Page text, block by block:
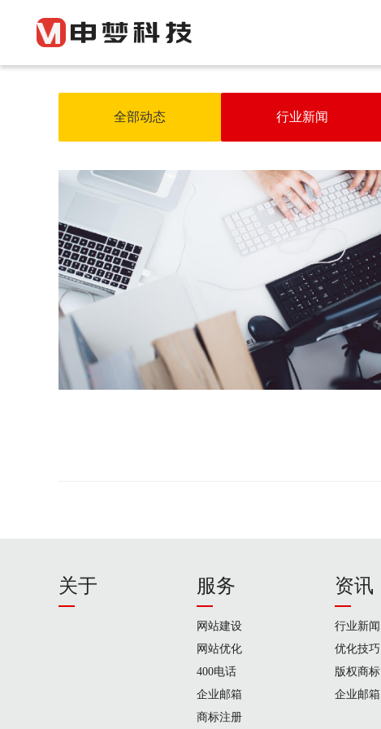
全部动态 行业新闻
关于 服务
网站建设
网站优化
400电话
企业邮箱
商标注册
资讯
行业新闻
优化技巧
版权商标
企业邮箱